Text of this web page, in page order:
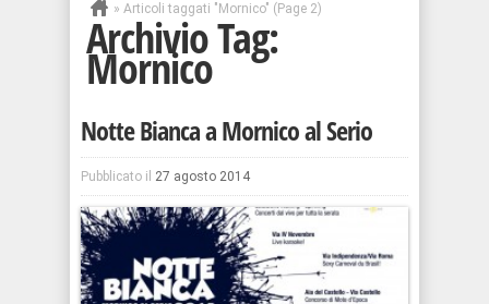
» Articoli taggati "Mornico" (Page 2)
Archivio Tag:
Mornico
Notte Bianca a Mornico al Serio
Pubblicato il 27 agosto 2014